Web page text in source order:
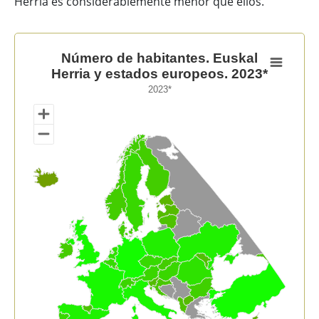
Número de habitantes. Euskal Herria y estados
Map of unspecified region with 1 data series.
View as data table, Número de habitantes. Euskal
Número de habitantes. Euskal
Herria y estados europeos. 2023*
2023*